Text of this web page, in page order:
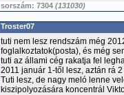
sorszám: 7304 (131030)
Troster07
tuti nem lesz rendszám még
foglalkoztatok(posta), és még
tuti az állami cég rakatja fel
2011 január 1-től lesz, aztán rá
Tuti lesz, de nagy meló lenne
kiszipolyozására koncentrál